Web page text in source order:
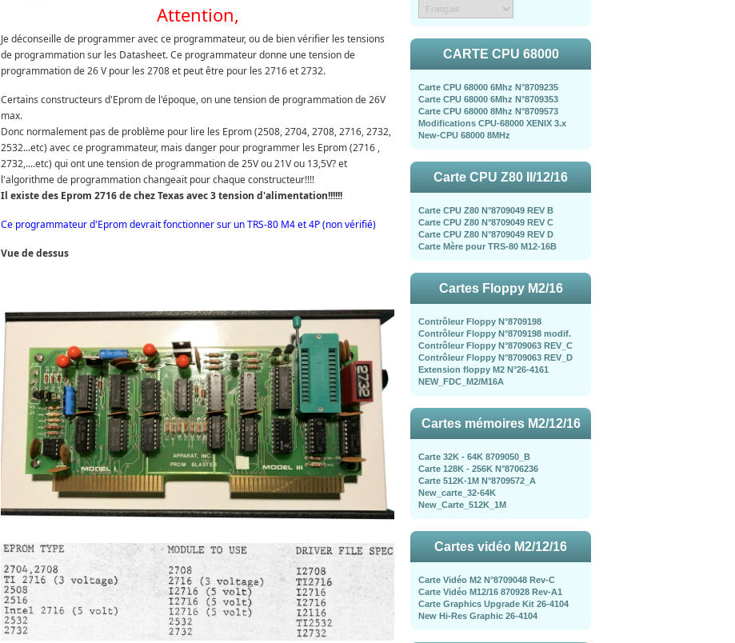
Attention,
Je déconseille de programmer avec ce programmateur, ou de bien vérifier les tensions
de programmation sur les Datasheet. Ce programmateur donne une tension de
programmation de 26 V pour les 2708 et peut être pour les 2716 et 2732.
Certains constructeurs d'Eprom de l'époque, on une tension de programmation de 26V
max.
Donc normalement pas de problème pour lire les Eprom (2508, 2704, 2708, 2716, 2732,
2532...etc) avec ce programmateur, mais danger pour programmer les Eprom (2716 ,
2732,....etc) qui ont une tension de programmation de 25V ou 21V ou 13,5V? et
l'algorithme de programmation changeait pour chaque constructeur!!!!
Il existe des Eprom 2716 de chez Texas avec 3 tension d'alimentation!!!!!!
Ce programmateur d'Eprom devrait fonctionner sur un TRS-80 M4 et 4P (non vérifié)
Vue de dessus
CARTE CPU 68000
Carte CPU 68000 6Mhz N°8709235
Carte CPU 68000 6Mhz N°8709353
Carte CPU 68000 8Mhz N°8709573
Modifications CPU-68000 XENIX 3.x
New-CPU 68000 8MHz
Carte CPU Z80 II/12/16
Carte CPU Z80 N°8709049 REV B
Carte CPU Z80 N°8709049 REV C
Carte CPU Z80 N°8709049 REV D
Carte Mère pour TRS-80 M12-16B
Cartes Floppy M2/16
Contrôleur Floppy N°8709198
Contrôleur Floppy N°8709198 modif.
Contrôleur Floppy N°8709063 REV_C
Contrôleur Floppy N°8709063 REV_D
Extension floppy M2 N°26-4161
NEW_FDC_M2/M16A
Cartes mémoires M2/12/16
Carte 32K - 64K 8709050_B
Carte 128K - 256K N°8706236
Carte 512K-1M N°8709572_A
New_carte_32-64K
New_Carte_512K_1M
Cartes vidéo M2/12/16
Carte Vidéo M2 N°8709048 Rev-C
Carte Vidéo M12/16 870928 Rev-A1
Carte Graphics Upgrade Kit 26-4104
New Hi-Res Graphic 26-4104